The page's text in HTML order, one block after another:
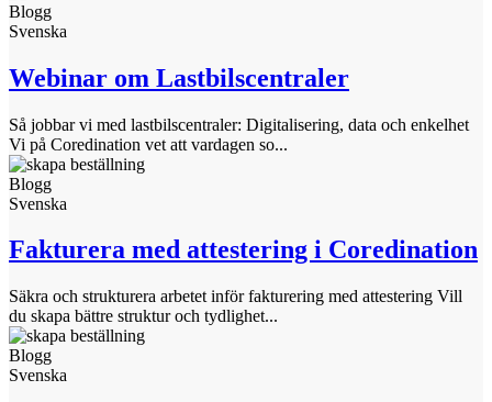
Blogg
Svenska
Webinar om Lastbilscentraler
Så jobbar vi med lastbilscentraler: Digitalisering, data och enkelhet
Vi på Coredination vet att vardagen so...
Blogg
Svenska
Fakturera med attestering i Coredination
Säkra och strukturera arbetet inför fakturering med attestering Vill
du skapa bättre struktur och tydlighet...
Blogg
Svenska